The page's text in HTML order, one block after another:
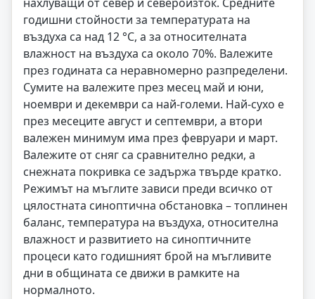
годишни стойности за температурата на
въздуха са над 12 °C, а за относителната
влажност на въздуха са около 70%. Валежите
през годината са неравномерно разпределени.
Сумите на валежите през месец май и юни,
ноември и декември са най-големи. Най-сухо е
през месеците август и септември, а втори
валежен минимум има през февруари и март.
Валежите от сняг са сравнително редки, а
снежната покривка се задържа твърде кратко.
Режимът на мъглите зависи преди всичко от
цялостната синоптична обстановка – топлинен
баланс, температура на въздуха, относителна
влажност и развитието на синоптичните
процеси като годишният брой на мъгливите
дни в общината се движи в рамките на
нормалното.